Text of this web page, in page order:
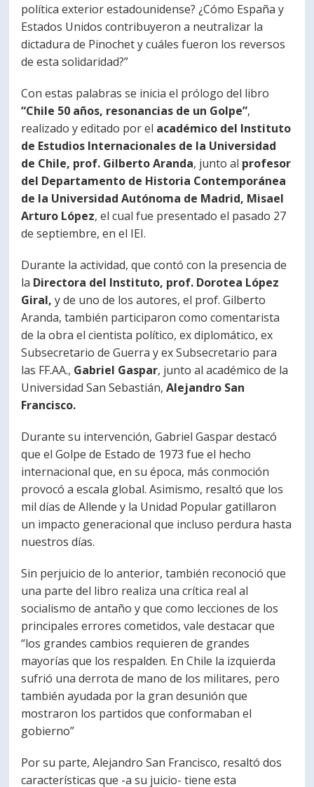
política exterior estadounidense? ¿Cómo España y
Estados Unidos contribuyeron a neutralizar la
dictadura de Pinochet y cuáles fueron los reversos
de esta solidaridad?”
Con estas palabras se inicia el prólogo del libro
“Chile 50 años, resonancias de un Golpe”,
realizado y editado por el académico del Instituto
de Estudios Internacionales de la Universidad
de Chile, prof. Gilberto Aranda, junto al profesor
del Departamento de Historia Contemporánea
de la Universidad Autónoma de Madrid, Misael
Arturo López, el cual fue presentado el pasado 27
de septiembre, en el IEI.
Durante la actividad, que contó con la presencia de
la Directora del Instituto, prof. Dorotea López
Giral, y de uno de los autores, el prof. Gilberto
Aranda, también participaron como comentarista
de la obra el cientista político, ex diplomático, ex
Subsecretario de Guerra y ex Subsecretario para
las FF.AA., Gabriel Gaspar, junto al académico de la
Universidad San Sebastián,Alejandro San
Francisco.
Durante su intervención, Gabriel Gaspar destacó
que el Golpe de Estado de 1973 fue el hecho
internacional que, en su época, más conmoción
provocó a escala global. Asimismo, resaltó que los
mil días de Allende y la Unidad Popular gatillaron
un impacto generacional que incluso perdura hasta
nuestros días.
Sin perjuicio de lo anterior, también reconoció que
una parte del libro realiza una crítica real al
socialismo de antaño y que como lecciones de los
principales errores cometidos, vale destacar que
“los grandes cambios requieren de grandes
mayorías que los respalden. En Chile la izquierda
sufrió una derrota de mano de los militares, pero
también ayudada por la gran desunión que
mostraron los partidos que conformaban el
gobierno”
Por su parte, Alejandro San Francisco, resaltó dos
características que -a su juicio- tiene esta